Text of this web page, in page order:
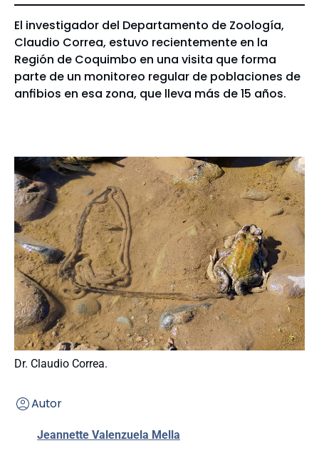
El investigador del Departamento de Zoología,
Claudio Correa, estuvo recientemente en la
Región de Coquimbo en una visita que forma
parte de un monitoreo regular de poblaciones de
anfibios en esa zona, que lleva más de 15 años.
Dr. Claudio Correa.
Autor
Jeannette Valenzuela Mella